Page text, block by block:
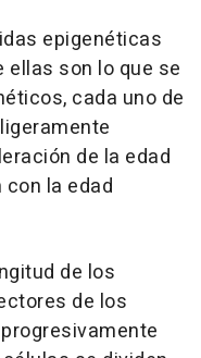
epigenéticas
ellas son lo que se
cada uno de
de la edad
la edad
de los
de los